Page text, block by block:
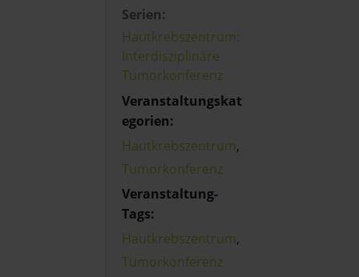
Serien:
Hautkrebszentrum:
Interdisziplinäre
Tumorkonferenz
Veranstaltungskat
egorien:
Hautkrebszentrum,
Tumorkonferenz
Veranstaltung-
Tags:
Hautkrebszentrum,
Tumorkonferenz